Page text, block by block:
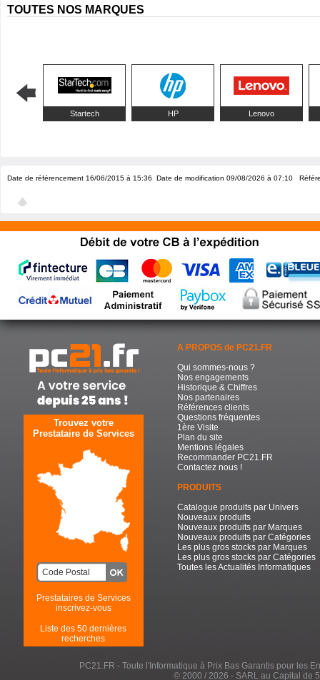
TOUTES NOS MARQUES
Startech HP Lenovo
Date de référencement 16/06/2015 à 15:36 Date de modification 09/08/2026 à 07:10
Trouvez votre
Prestataire de Services
Prestataires de Services
inscrivez-vous
Liste des 50 dernières
recherches
A PROPOS de PC21.FR
Qui sommes-nous ?
Nos engagements
Historique & Chiffres
Nos partenaires
Références clients
Questions fréquentes
1ère Visite
Plan du site
Mentions légales
Recommander PC21.FR
Contactez nous !
PRODUITS
Catalogue produits par Univers
Nouveaux produits
Nouveaux produits par Marques
Nouveaux produits par Catégories
Les plus gros stocks par Marques
Les plus gros stocks par Catégories
Toutes les Actualités Informatiques
PC21.FR - Toute l'Informatique à Prix Bas Garantis pour les
© 2000 / 2026 - SARL au Capital de